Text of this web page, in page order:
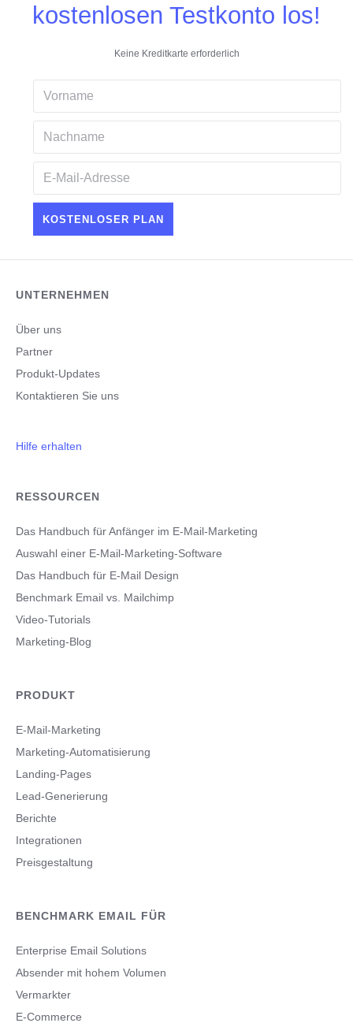
kostenlosen Testkonto los!
Keine Kreditkarte erforderlich
UNTERNEHMEN
Über uns
Partner
Produkt-Updates
Kontaktieren Sie uns
Hilfe erhalten
RESSOURCEN
Das Handbuch für Anfänger im E-Mail-Marketing
Auswahl einer E-Mail-Marketing-Software
Das Handbuch für E-Mail Design
Benchmark Email vs. Mailchimp
Video-Tutorials
Marketing-Blog
PRODUKT
E-Mail-Marketing
Marketing-Automatisierung
Landing-Pages
Lead-Generierung
Berichte
Integrationen
Preisgestaltung
BENCHMARK EMAIL FÜR
Enterprise Email Solutions
Absender mit hohem Volumen
Vermarkter
E-Commerce